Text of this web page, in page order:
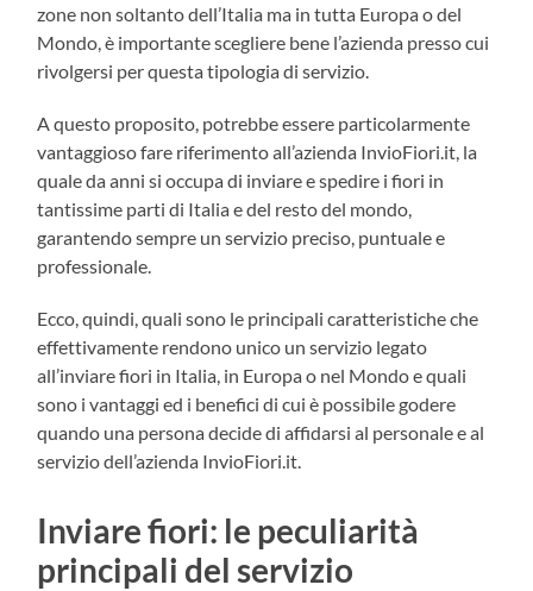
zone non soltanto dell’Italia ma in tutta Europa o del
Mondo, è importante scegliere bene l’azienda presso cui
rivolgersi per questa tipologia di servizio.
A questo proposito, potrebbe essere particolarmente
vantaggioso fare riferimento all’azienda InvioFiori.it, la
quale da anni si occupa di inviare e spedire i fiori in
tantissime parti di Italia e del resto del mondo,
garantendo sempre un servizio preciso, puntuale e
professionale.
Ecco, quindi, quali sono le principali caratteristiche che
effettivamente rendono unico un servizio legato
all’inviare fiori in Italia, in Europa o nel Mondo e quali
sono i vantaggi ed i benefici di cui è possibile godere
quando una persona decide di affidarsi al personale e al
servizio dell’azienda InvioFiori.it.
Inviare fiori: le peculiarità
principali del servizio